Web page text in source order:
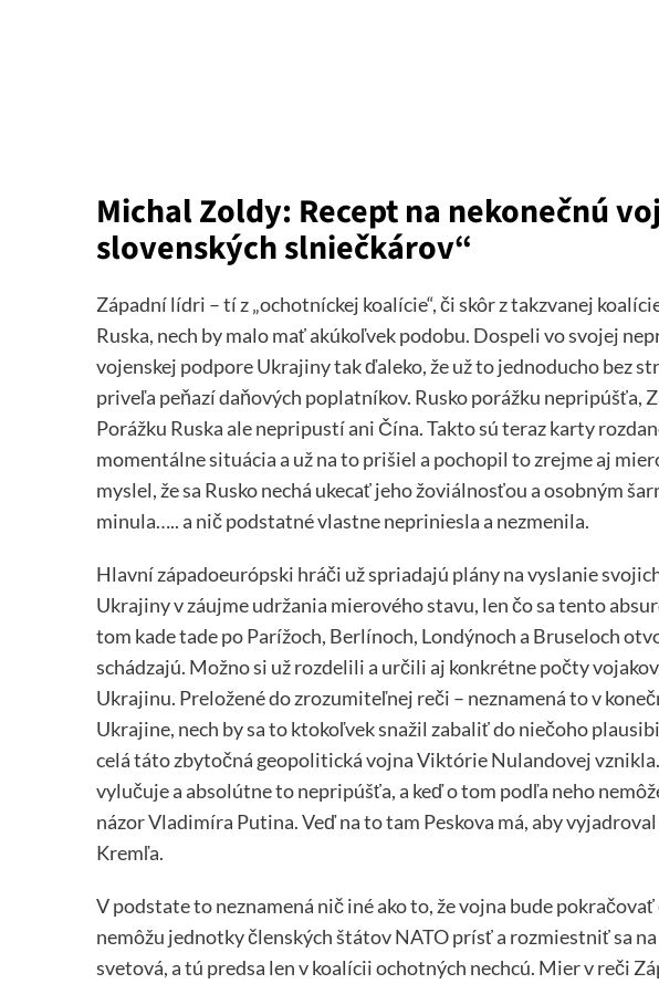
Michal Zoldy: Recept na nekonečnú
slovenských slniečkárov“
Západní lídri – tí z „ochotníckej koalície“, či skôr z takzvanej
Ruska, nech by malo mať akúkoľvek podobu. Dospeli vo svojej
vojenskej podpore Ukrajiny tak ďaleko, že už to jednoducho bez
priveľa peňazí daňových poplatníkov. Rusko porážku nepripúšťa,
Porážku Ruska ale nepripustí ani Čína. Takto sú teraz karty
momentálne situácia a už na to prišiel a pochopil to zrejme aj
myslel, že sa Rusko nechá ukecať jeho žoviálnosťou a osobným
minula….. a nič podstatné vlastne nepriniesla a nezmenila.
Hlavní západoeurópski hráči už spriadajú plány na vyslanie
Ukrajiny v záujme udržania mierového stavu, len čo sa tento
tom kade tade po Parížoch, Berlínoch, Londýnoch a Bruseloch
schádzajú. Možno si už rozdelili a určili aj konkrétne počty
Ukrajinu. Preložené do zrozumiteľnej reči – neznamená to v
Ukrajine, nech by sa to ktokoľvek snažil zabaliť do niečoho
celá táto zbytočná geopolitická vojna Viktórie Nulandovej vznikla.
vylučuje a absolútne to nepripúšťa, a keď o tom podľa neho
názor Vladimíra Putina. Veď na to tam Peskova má, aby
Kremľa.
V podstate to neznamená nič iné ako to, že vojna bude
nemôžu jednotky členských štátov NATO prísť a rozmiestniť sa
svetová, a tú predsa len v koalícii ochotných nechcú. Mier v reči